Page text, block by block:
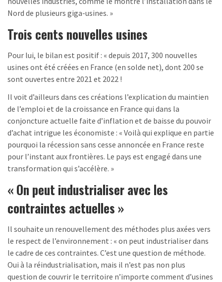
Nord de plusieurs giga-usines. »
Trois cents nouvelles usines
Pour lui, le bilan est positif : « depuis 2017, 300 nouvelles
usines ont été créées en France (en solde net), dont 200 se
sont ouvertes entre 2021 et 2022 !
Il voit d’ailleurs dans ces créations l’explication du maintien
de l’emploi et de la croissance en France qui dans la
conjoncture actuelle faite d’inflation et de baisse du pouvoir
d’achat intrigue les économiste : « Voilà qui explique en partie
pourquoi la récession sans cesse annoncée en France reste
pour l’instant aux frontières. Le pays est engagé dans une
transformation qui s’accélère. »
« On peut industrialiser avec les
contraintes actuelles »
Il souhaite un renouvellement des méthodes plus axées vers
le respect de l’environnement : « on peut industrialiser dans
le cadre de ces contraintes. C’est une question de méthode.
Oui à la réindustrialisation, mais il n’est pas non plus
question de couvrir le territoire n’importe comment d’usines